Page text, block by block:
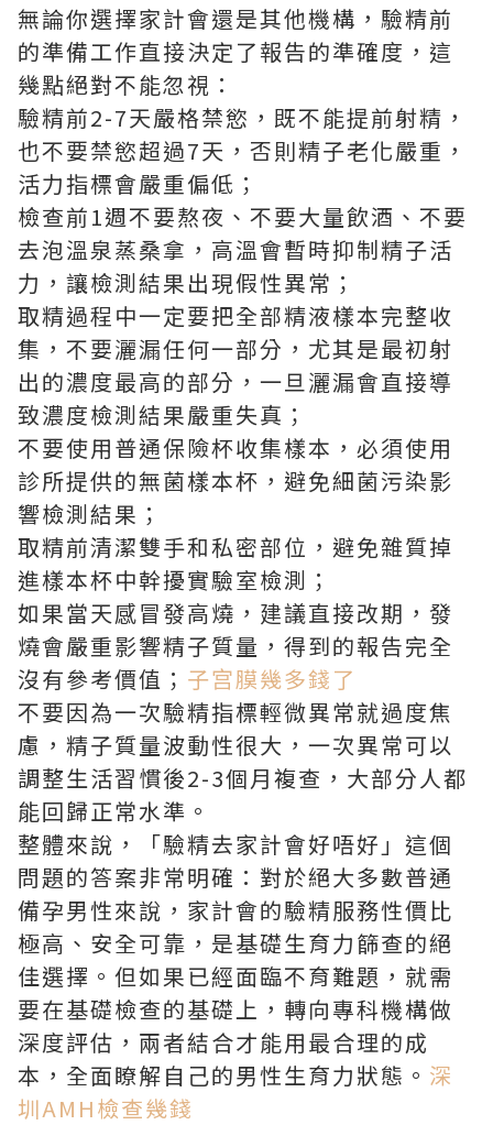
無論你選擇家計會還是其他機構，驗精前
的準備工作直接決定了報告的準確度，這
幾點絕對不能忽視：
驗精前2-7天嚴格禁慾，既不能提前射精，
也不要禁慾超過7天，否則精子老化嚴重，
活力指標會嚴重偏低；
檢查前1週不要熬夜、不要大量飲酒、不要
去泡溫泉蒸桑拿，高溫會暫時抑制精子活
力，讓檢測結果出現假性異常；
取精過程中一定要把全部精液樣本完整收
集，不要灑漏任何一部分，尤其是最初射
出的濃度最高的部分，一旦灑漏會直接導
致濃度檢測結果嚴重失真；
不要使用普通保險杯收集樣本，必須使用
診所提供的無菌樣本杯，避免細菌污染影
響檢測結果；
取精前清潔雙手和私密部位，避免雜質掉
進樣本杯中幹擾實驗室檢測；
如果當天感冒發高燒，建議直接改期，發
燒會嚴重影響精子質量，得到的報告完全
沒有參考價值； 子宫膜幾多錢了
不要因為一次驗精指標輕微異常就過度焦
慮，精子質量波動性很大，一次異常可以
調整生活習慣後2-3個月複查，大部分人都
能回歸正常水準。
整體來說，「驗精去家計會好唔好」這個
問題的答案非常明確：對於絕大多數普通
備孕男性來說，家計會的驗精服務性價比
極高、安全可靠，是基礎生育力篩查的絕
佳選擇。但如果已經面臨不育難題，就需
要在基礎檢查的基礎上，轉向專科機構做
深度評估，兩者結合才能用最合理的成
本，全面瞭解自己的男性生育力狀態。 深
圳AMH檢查幾錢